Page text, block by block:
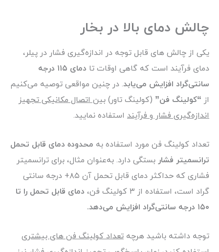
چالش دمای بالا در بخار
یکی از چالش های قابل توجه در اندازه‌گیری فشار در پیلر،
دمای فرآیند است که گاهی اوقات تا
دمای ۱۱۵ درجه
سانتی‌گراد افزایش می‌یابد. در چنین مواقعی توصیه می‌کنیم
از “کولینگ فن” (کولینگ تاور) بین اتصال مکانیکی تجهیز
اندازه‌گیری فشار و فرآیند استفاده نمایید.
تعداد کولینگ فن‌ مورد استفاده به محدوده دمای قابل تحمل
ترانسمیتر فشار بستگی دارد. به‌عنوان مثال، برای ترانسمیتر
فشاری که حداکثر دمای قابل تحمل آن ۸۵+ درجه سانتی
گراد است، استفاده از ۳ کولینگ فن،
دمای قابل تحمل را تا
۱۵۰ درجه سانتی‌گراد افزایش می‌دهد.
توجه داشته باشید هرچه تعداد کولینگ فن های بیشتری